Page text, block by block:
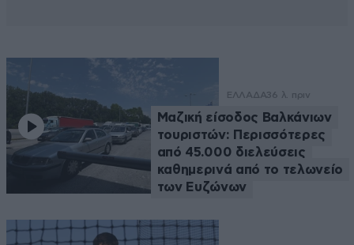
ΕΛΛΑΔΑ36 λ. πριν
Μαζική είσοδος Βαλκάνιων
τουριστών: Περισσότερες
από 45.000 διελεύσεις
καθημερινά από το τελωνείο
των Ευζώνων